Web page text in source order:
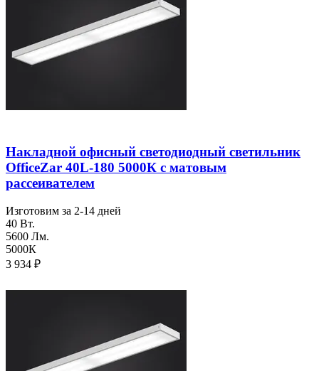
Накладной офисный светодиодный светильник
OfficeZar 40L-180 5000К с матовым
рассеивателем
Изготовим за 2-14 дней
40 Вт.
5600 Лм.
5000К
3 934 ₽